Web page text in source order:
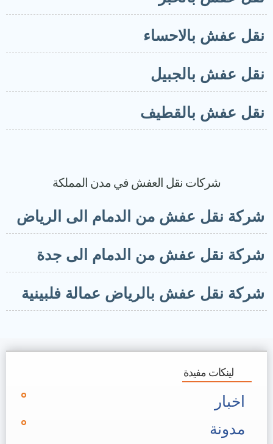
عفش بالاحساء
عفش بالجبيل
عفش بالقطيف
شركات نقل العفش في مدن المملكة
نقل عفش من الدمام الى الرياض
نقل عفش من الدمام الى جدة
نقل عفش بالرياض عمالة فلبينية
لينكات مفيدة
اخبار
مدونة